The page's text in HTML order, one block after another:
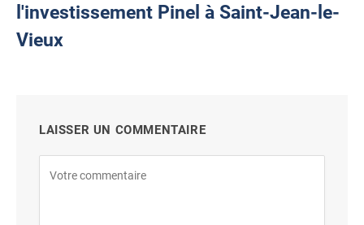
l'investissement Pinel à Saint-Jean-le-
Vieux
LAISSER UN COMMENTAIRE